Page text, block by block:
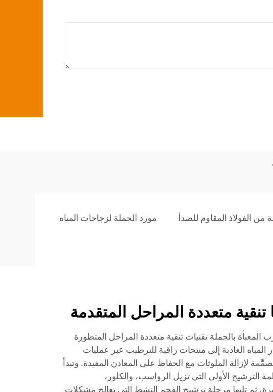
الفولاذ المقاوم للصدأ مورد الجملة لزجاجات المياه
تنقية متعددة المراحل المتقدمة
بالجملة تقنيات تنقية متعددة المراحل المتطورة
العادية إلى منتجات راقية للترطيب عبر عمليات
لإزالة الملوثات مع الحفاظ على المعادن المفيدة. وتبدأ
الترشيح الأولي التي تزيل الرواسب، والكلور،
ثم تليها مرحلة ترشيح الفحم النشط التي تعالج مشكلات